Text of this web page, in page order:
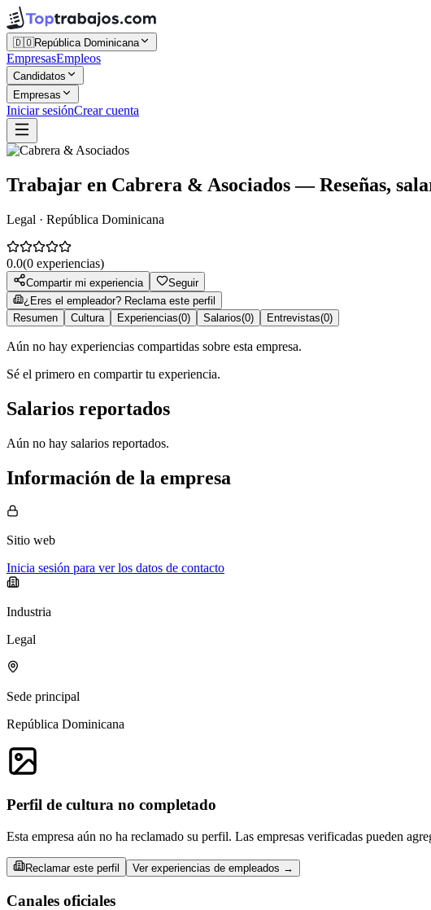
🇩🇴República Dominicana
EmpresasEmpleos
Candidatos
Empresas
Iniciar sesiónCrear cuenta
Trabajar en Cabrera & Asociados— Reseñas,
Legal · República Dominicana
0.0(0 experiencias)
Compartir mi experiencia
Seguir
¿Eres el empleador? Reclama este perfil
Resumen
Cultura Experiencias(0) Salarios(0) Entrevistas(0)
Aún no hay experiencias compartidas sobre esta empresa.
Sé el primero en compartir tu experiencia.
Salarios reportados
Aún no hay salarios reportados.
Información de la empresa
Sitio web
Inicia sesión para ver los datos de contacto
Industria
Legal
Sede principal
República Dominicana
Perfil de cultura no completado
Esta empresa aún no ha reclamado su perfil. Las empresas verificadas pueden
Reclamar este perfil Ver experiencias de empleados →
Canales oficiales